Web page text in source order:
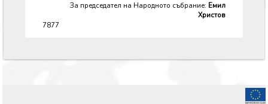
За председател на Народното събрание: Емил
Христов
7877